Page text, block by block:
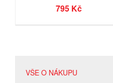
795 Kč
VŠE O NÁKUPU